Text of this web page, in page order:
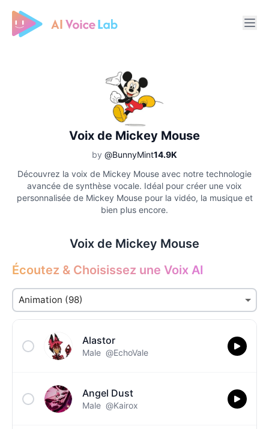
Free AI Cover & AI Voice Over
Voix de Mickey Mouse
by @BunnyMint14.9K
Découvrez la voix de Mickey Mouse avec notre technologie
avancée de synthèse vocale. Idéal pour créer une voix
personnalisée de Mickey Mouse pour la vidéo, la musique et
bien plus encore.
Voix de Mickey Mouse
Écoutez & Choisissez une Voix AI
Alastor
Male @EchoVale
Angel Dust
Male @Kairox